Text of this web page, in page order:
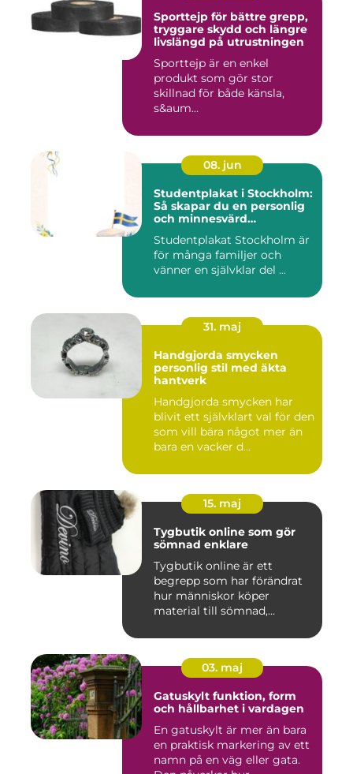
Sporttejp för bättre grepp,
tryggare skydd och längre
livslängd på utrustningen
Sporttejp är en enkel
produkt som gör stor
skillnad för både känsla,
s&aum...
08. jun
Studentplakat i Stockholm:
Så skapar du en personlig
och minnesvärd
Studentplakat Stockholm är
för många familjer och
vänner en självklar del ...
31. maj
Handgjorda smycken
personlig stil med äkta
hantverk
Handgjorda smycken har
blivit ett självklart val för den
som vill bära något mer än
bara en vacker d...
15. maj
Tygbutik online som gör
sömnad enklare
Tygbutik online är ett
begrepp som har förändrat
hur människor köper
material till sömnad,
03. maj
Gatuskylt funktion, form
och hållbarhet i vardagen
En gatuskylt är mer än bara
en praktisk markering av ett
namn på en väg eller gata.